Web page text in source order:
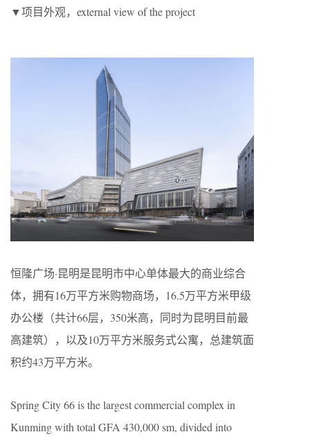
▼项目外观，external view of the project
恒隆广场·昆明是昆明市中心单体最大的商业综合
体，拥有16万平方米购物商场，16.5万平方米甲级
办公楼（共计66层，350米高，同时为昆明目前最
高建筑），以及10万平方米服务式公寓，总建筑面
积约43万平方米。
Spring City 66 is the largest commercial complex in
Kunming with total GFA 430,000 sm, divided into